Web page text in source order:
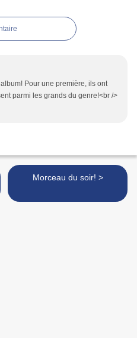
Pour une première, ils ont
parmi les grands du genre!<br />
Morceau du soir! >